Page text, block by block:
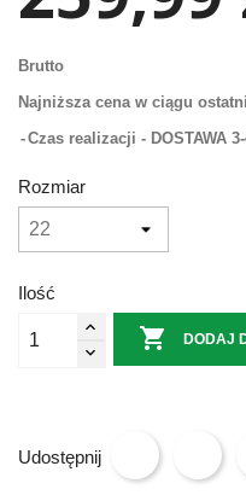
Brutto
Najniższa cena w ciągu
Czas realizacji - DOSTAWA
Rozmiar
Ilość
 DODAJ
Udostępnij